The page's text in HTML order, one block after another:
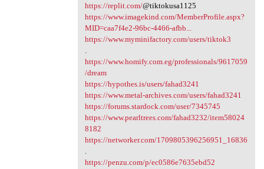
https://replit.com/@tiktokusa1125
https://www.imagekind.com/MemberProfile.aspx?
MID=caa7f4e2-96bc-4466-afbb...
https://www.myminifactory.com/users/tiktok3
https://www.homify.com.eg/professionals/9617059
/dream
https://hypothes.is/users/fahad3241
https://www.metal-archives.com/users/fahad3241
https://forums.stardock.com/user/7345745
https://www.pearltrees.com/fahad3232/item58024
8182
https://networker.com/1709805396256951_16836
https://penzu.com/p/ec0586e7635ebd52